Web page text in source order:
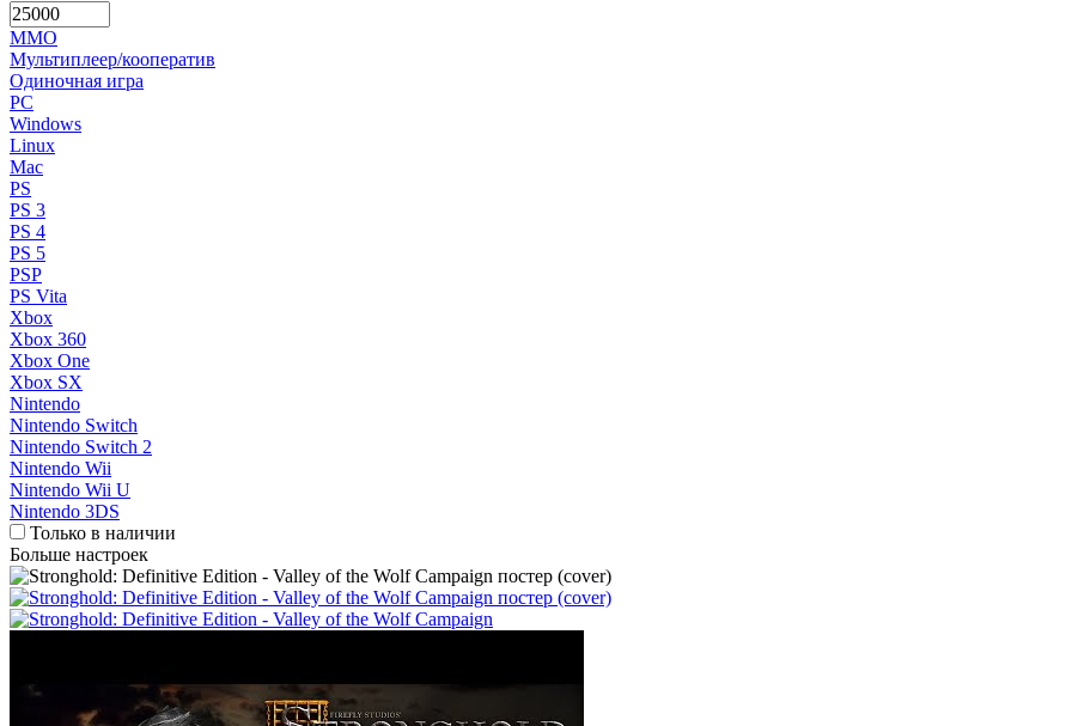
MMO
Мультиплеер/кооператив
Одиночная игра
PC
Windows
Linux
Mac
PS
PS 3
PS 4
PS 5
PSP
PS Vita
Xbox
Xbox 360
Xbox One
Xbox SX
Nintendo
Nintendo Switch
Nintendo Switch 2
Nintendo Wii
Nintendo Wii U
Nintendo 3DS
Только в наличии
Больше настроек